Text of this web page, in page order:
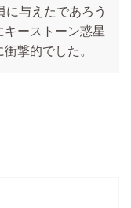
与えたであろう
ーストーン惑星
撃的でした。